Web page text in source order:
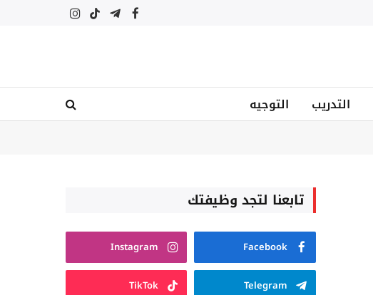
فيسبوكتيلقرامتيكتوكالانستغرام
التدريب التوجيه
تابعنا لتجد وظيفتك
Facebook
Instagram
Telegram
TikTok